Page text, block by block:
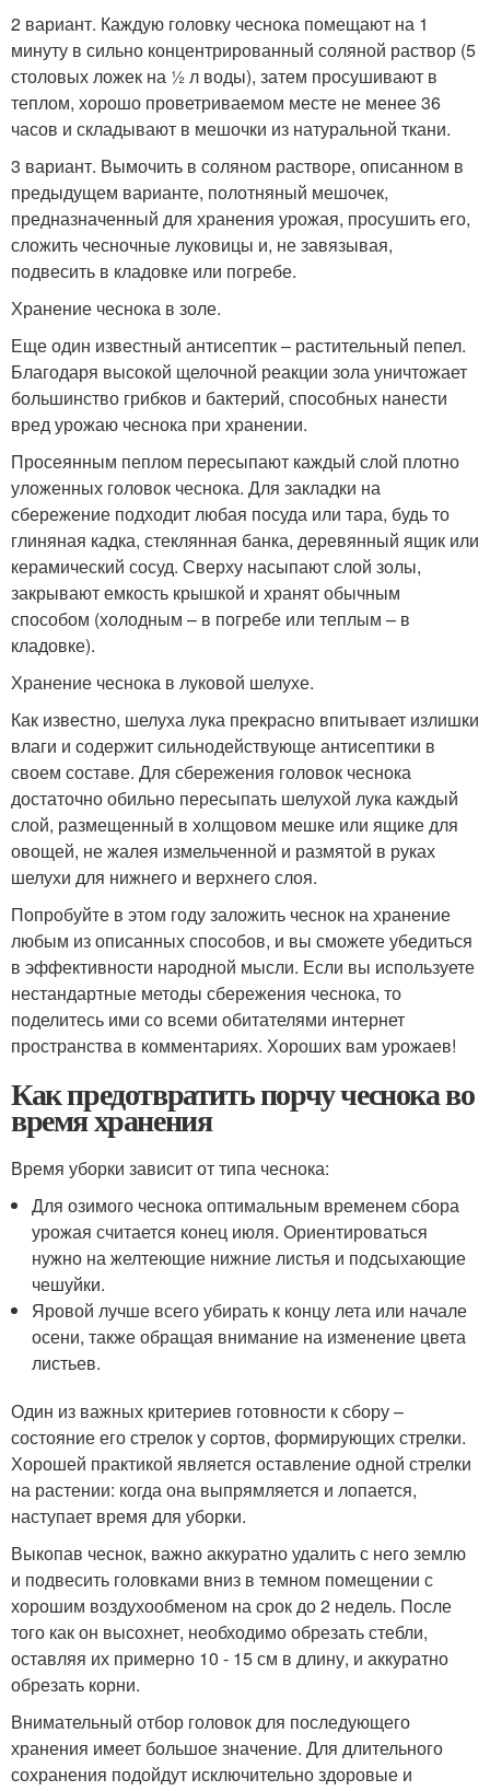
2 вариант. Каждую головку чеснока помещают на 1
минуту в сильно концентрированный соляной раствор (5
столовых ложек на ½ л воды), затем просушивают в
теплом, хорошо проветриваемом месте не менее 36
часов и складывают в мешочки из натуральной ткани.
3 вариант. Вымочить в соляном растворе, описанном в
предыдущем варианте, полотняный мешочек,
предназначенный для хранения урожая, просушить его,
сложить чесночные луковицы и, не завязывая,
подвесить в кладовке или погребе.
Хранение чеснока в золе.
Еще один известный антисептик – растительный пепел.
Благодаря высокой щелочной реакции зола уничтожает
большинство грибков и бактерий, способных нанести
вред урожаю чеснока при хранении.
Просеянным пеплом пересыпают каждый слой плотно
уложенных головок чеснока. Для закладки на
сбережение подходит любая посуда или тара, будь то
глиняная кадка, стеклянная банка, деревянный ящик или
керамический сосуд. Сверху насыпают слой золы,
закрывают емкость крышкой и хранят обычным
способом (холодным – в погребе или теплым – в
кладовке).
Хранение чеснока в луковой шелухе.
Как известно, шелуха лука прекрасно впитывает излишки
влаги и содержит сильнодействующе антисептики в
своем составе. Для сбережения головок чеснока
достаточно обильно пересыпать шелухой лука каждый
слой, размещенный в холщовом мешке или ящике для
овощей, не жалея измельченной и размятой в руках
шелухи для нижнего и верхнего слоя.
Попробуйте в этом году заложить чеснок на хранение
любым из описанных способов, и вы сможете убедиться
в эффективности народной мысли. Если вы используете
нестандартные методы сбережения чеснока, то
поделитесь ими со всеми обитателями интернет
пространства в комментариях. Хороших вам урожаев!
Как предотвратить порчу чеснока во
время хранения
Время уборки зависит от типа чеснока:
Для озимого чеснока оптимальным временем сбора
урожая считается конец июля. Ориентироваться
нужно на желтеющие нижние листья и подсыхающие
чешуйки.
Яровой лучше всего убирать к концу лета или начале
осени, также обращая внимание на изменение цвета
листьев.
Один из важных критериев готовности к сбору –
состояние его стрелок у сортов, формирующих стрелки.
Хорошей практикой является оставление одной стрелки
на растении: когда она выпрямляется и лопается,
наступает время для уборки.
Выкопав чеснок, важно аккуратно удалить с него землю
и подвесить головками вниз в темном помещении с
хорошим воздухообменом на срок до 2 недель. После
того как он высохнет, необходимо обрезать стебли,
оставляя их примерно 10 - 15 см в длину, и аккуратно
обрезать корни.
Внимательный отбор головок для последующего
хранения имеет большое значение. Для длительного
сохранения подойдут исключительно здоровые и